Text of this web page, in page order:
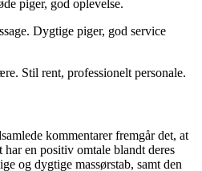
piger, god oplevelse.
Dygtige piger, god service
Stil rent, professionelt personale.
kommentarer fremgår det, at
har en positiv omtale blandt deres
og dygtige massørstab, samt den